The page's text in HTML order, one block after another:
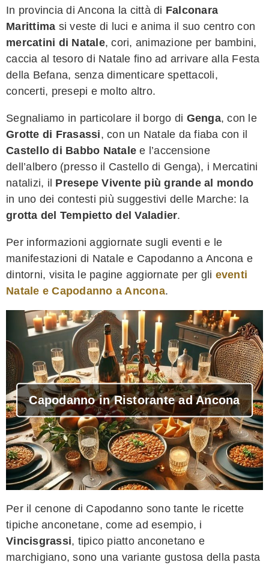
In provincia di Ancona la città di Falconara
Marittima si veste di luci e anima il suo centro con
mercatini di Natale, cori, animazione per bambini,
caccia al tesoro di Natale fino ad arrivare alla Festa
della Befana, senza dimenticare spettacoli,
concerti, presepi e molto altro.
Segnaliamo in particolare il borgo di Genga, con le
Grotte di Frasassi, con un Natale da fiaba con il
Castello di Babbo Natalee l’accensione
dell’albero (presso il Castello di Genga), i Mercatini
natalizi, il Presepe Vivente più grande al mondo
in uno dei contesti più suggestivi delle Marche: la
grotta del Tempietto del Valadier.
Per informazioni aggiornate sugli eventi e le
manifestazioni di Natale e Capodanno a Ancona e
dintorni, visita le pagine aggiornate per gli eventi
Natale e Capodanno a Ancona.
Capodanno in Ristorante ad Ancona
Per il cenone di Capodanno sono tante le ricette
tipiche anconetane, come ad esempio, i
Vincisgrassi, tipico piatto anconetano e
marchigiano, sono una variante gustosa della pasta